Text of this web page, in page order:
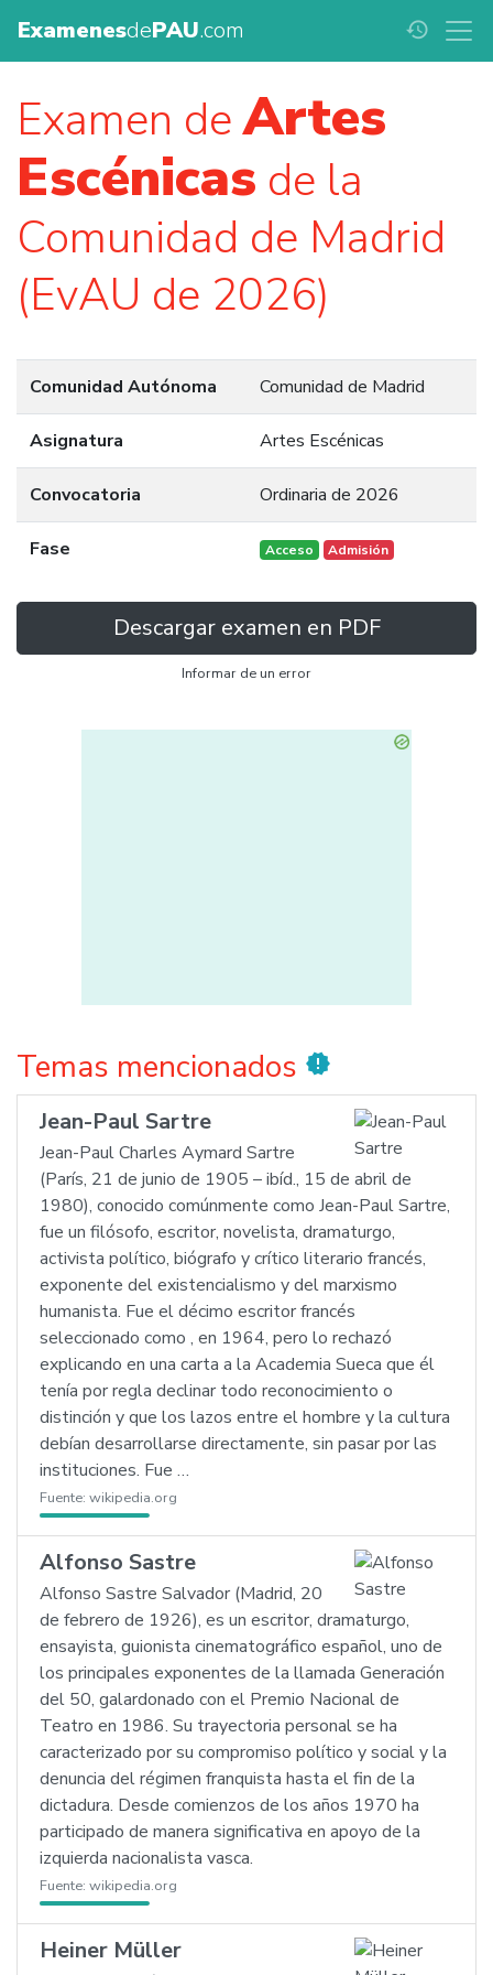
ExamenesdePAU.com history
Examen deArtes
Escénicas de la
Comunidad de Madrid
(EvAU de 2026)
Comunidad Autónoma Comunidad de Madrid
Asignatura Artes Escénicas
Convocatoria Ordinaria de 2026
Fase Acceso Admisión
Descargar examen en PDF
Informar de un error
Temas mencionados new_releases
Jean-Paul Sartre
Jean-Paul Charles Aymard Sartre
(París, 21 de junio de 1905 – ibíd., 15 de abril de
1980), conocido comúnmente como Jean-Paul Sartre,
fue un filósofo, escritor, novelista, dramaturgo,
activista político, biógrafo y crítico literario francés,
exponente del existencialismo y del marxismo
humanista. Fue el décimo escritor francés
seleccionado como , en 1964, pero lo rechazó
explicando en una carta a la Academia Sueca que él
tenía por regla declinar todo reconocimiento o
distinción y que los lazos entre el hombre y la cultura
debían desarrollarse directamente, sin pasar por las
instituciones. Fue …
Fuente: wikipedia.org
Alfonso Sastre
Alfonso Sastre Salvador (Madrid, 20
de febrero de 1926), es un escritor, dramaturgo,
ensayista, guionista cinematográfico español, uno de
los principales exponentes de la llamada Generación
del 50, galardonado con el Premio Nacional de
Teatro en 1986. Su trayectoria personal se ha
caracterizado por su compromiso político y social y la
denuncia del régimen franquista hasta el fin de la
dictadura. Desde comienzos de los años 1970 ha
participado de manera significativa en apoyo de la
izquierda nacionalista vasca.
Fuente: wikipedia.org
Heiner Müller